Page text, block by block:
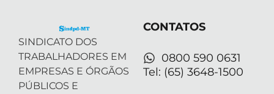
SINDICATO DOS
TRABALHADORES EM
EMPRESAS E ÓRGÃOS
PÚBLICOS E
CONTATOS
0800 590 0631
Tel: (65) 3648-1500